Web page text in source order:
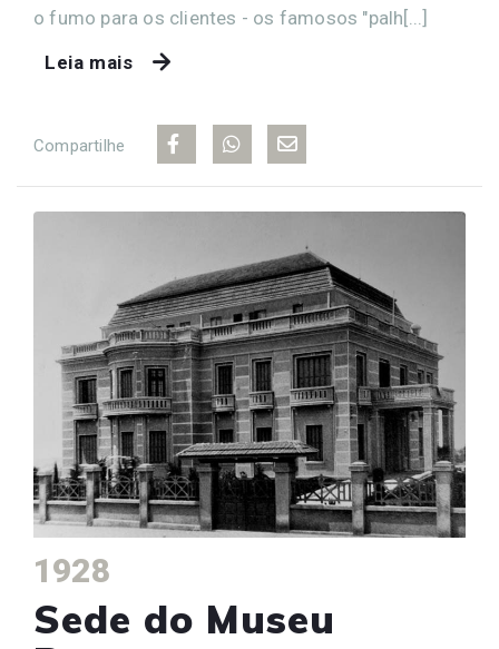
o fumo para os clientes - os famosos "palh[...]
Leia mais
Compartilhe
1928
Sede do Museu